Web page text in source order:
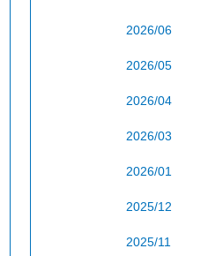
2026/06
2026/05
2026/04
2026/03
2026/01
2025/12
2025/11